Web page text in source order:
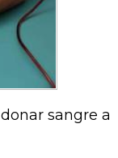
sangre a